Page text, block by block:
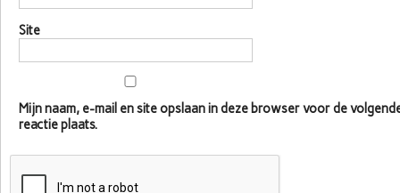
Site
Mijn naam, e-mail en site opslaan in deze browser voor de
reactie plaats.